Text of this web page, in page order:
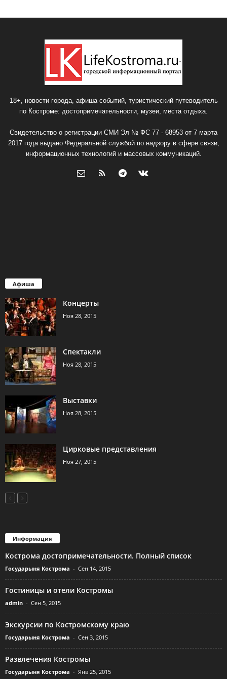
18+, новости города, афиша событий, туристический путеводитель
по Костроме: достопримечательности, музеи, места отдыха.
Свидетельство о регистрации СМИ Эл № ФС 77 - 68953 от 7 марта
2017 года выдано Федеральной службой по надзору в сфере связи,
информационных технологий и массовых коммуникаций.
Афиша
Концерты
Ноя 28, 2015
Спектакли
Ноя 28, 2015
Выставки
Ноя 28, 2015
Цирковые представления
Ноя 27, 2015
Информация
Кострома достопримечательности. Полный список
Государыня Кострома - Сен 14, 2015
Гостиницы и отели Костромы
admin - Сен 5, 2015
Экскурсии по Костромскому краю
Государыня Кострома - Сен 3, 2015
Развлечения Костромы
Государыня Кострома - Янв 25, 2015